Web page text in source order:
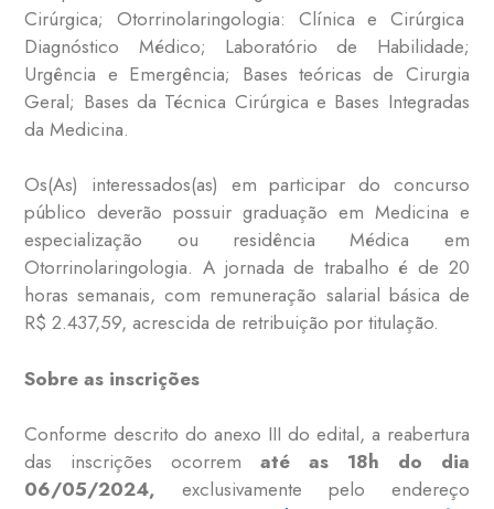
Cirúrgica; Otorrinolaringologia: Clínica e Cirúrgica
Diagnóstico Médico; Laboratório de Habilidade;
Urgência e Emergência; Bases teóricas de Cirurgia
Geral; Bases da Técnica Cirúrgica e Bases Integradas
da Medicina.
Os(As) interessados(as) em participar do concurso
público deverão possuir graduação em Medicina e
especialização ou residência Médica em
Otorrinolaringologia. A jornada de trabalho é de 20
horas semanais, com remuneração salarial básica de
R$ 2.437,59, acrescida de retribuição por titulação.
Sobre as inscrições
Conforme descrito do anexo III do edital, a reabertura
das inscrições ocorrem até as 18h do dia
06/05/2024,exclusivamente pelo endereço